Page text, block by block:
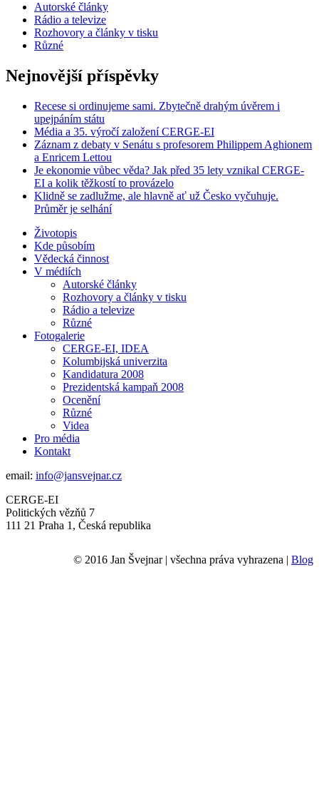
Autorské články
Rádio a televize
Rozhovory a články v tisku
Různé
Nejnovější příspěvky
Recese si ordinujeme sami. Zbytečně drahým úvěrem i
upejpáním státu
Média a 35. výročí založení CERGE-EI
Záznam z debaty v Senátu s profesorem Philippem Aghionem
a Enricem Lettou
Je ekonomie vůbec věda? Jak před 35 lety vznikal CERGE-
EI a kolik těžkostí to provázelo
Klidně se zadlužme, ale hlavně ať už Česko vyčuhuje.
Průměr je selhání
Životopis
Kde působím
Vědecká činnost
V médiích
Autorské články
Rozhovory a články v tisku
Rádio a televize
Různé
Fotogalerie
CERGE-EI, IDEA
Kolumbijská univerzita
Kandidatura 2008
Prezidentská kampaň 2008
Ocenění
Různé
Videa
Pro média
Kontakt
email: info@jansvejnar.cz
CERGE-EI
Politických vězňů 7
111 21 Praha 1, Česká republika
© 2016 Jan Švejnar | všechna práva vyhrazena | Blog